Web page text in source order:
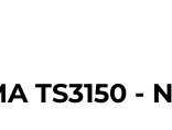
TS3150 -